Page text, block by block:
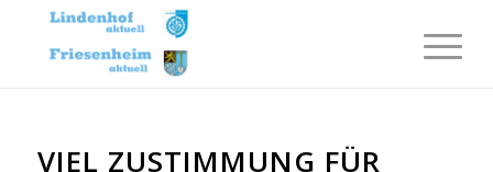
VIEL ZUSTIMMUNG FÜR